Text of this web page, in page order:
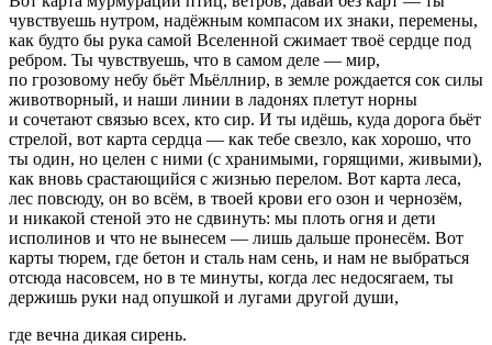
чувствуешь нутром, надёжным компасом их знаки, перемены,
как будто бы рука самой Вселенной сжимает твоё сердце под
ребром. Ты чувствуешь, что в самом деле — мир,
по грозовому небу бьёт Мьёллнир, в земле рождается сок силы
животворный, и наши линии в ладонях плетут норны
и сочетают связью всех, кто сир. И ты идёшь, куда дорога бьёт
стрелой, вот карта сердца — как тебе свезло, как хорошо, что
ты один, но целен с ними (с хранимыми, горящими, живыми),
как вновь срастающийся с жизнью перелом. Вот карта леса,
лес повсюду, он во всём, в твоей крови его озон и чернозём,
и никакой стеной это не сдвинуть: мы плоть огня и дети
исполинов и что не вынесем — лишь дальше пронесём. Вот
карты тюрем, где бетон и сталь нам сень, и нам не выбраться
отсюда насовсем, но в те минуты, когда лес недосягаем, ты
держишь руки над опушкой и лугами другой души,
где вечна дикая сирень.